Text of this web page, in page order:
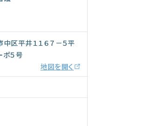
中区平井１１６７－５平
ポ５号
地図を開く